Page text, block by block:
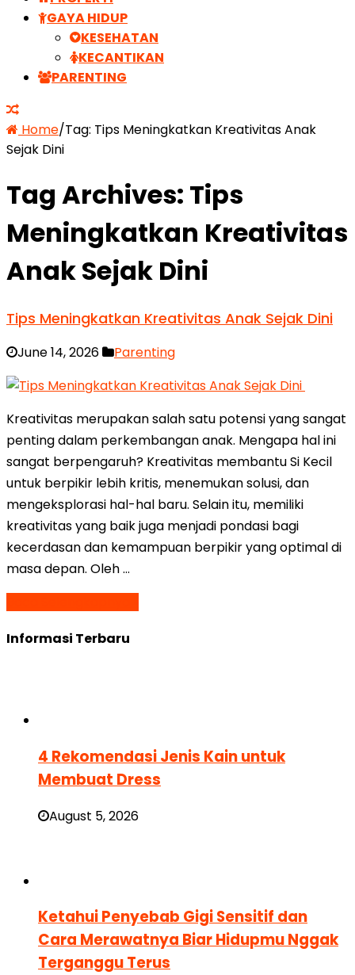
GAYA HIDUP
KESEHATAN
KECANTIKAN
PARENTING
Home/Tag: Tips Meningkatkan Kreativitas Anak
Sejak Dini
Tag Archives: Tips
Meningkatkan Kreativitas
Anak Sejak Dini
Tips Meningkatkan Kreativitas Anak Sejak Dini
June 14, 2026 Parenting
Kreativitas merupakan salah satu potensi yang sangat
penting dalam perkembangan anak. Mengapa hal ini
sangat berpengaruh? Kreativitas membantu Si Kecil
untuk berpikir lebih kritis, menemukan solusi, dan
mengeksplorasi hal-hal baru. Selain itu, memiliki
kreativitas yang baik juga menjadi pondasi bagi
kecerdasan dan kemampuan berpikir yang optimal di
masa depan. Oleh …
Informasi Terbaru
4 Rekomendasi Jenis Kain untuk
Membuat Dress
August 5, 2026
Ketahui Penyebab Gigi Sensitif dan
Cara Merawatnya Biar Hidupmu Nggak
Terganggu Terus